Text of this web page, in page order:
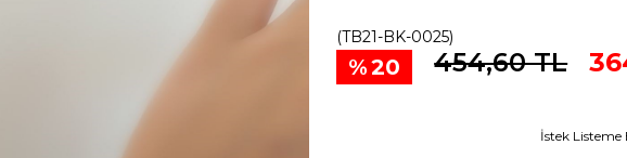
(TB21-BK-0025)
20 454,60 TL
İstek Listeme